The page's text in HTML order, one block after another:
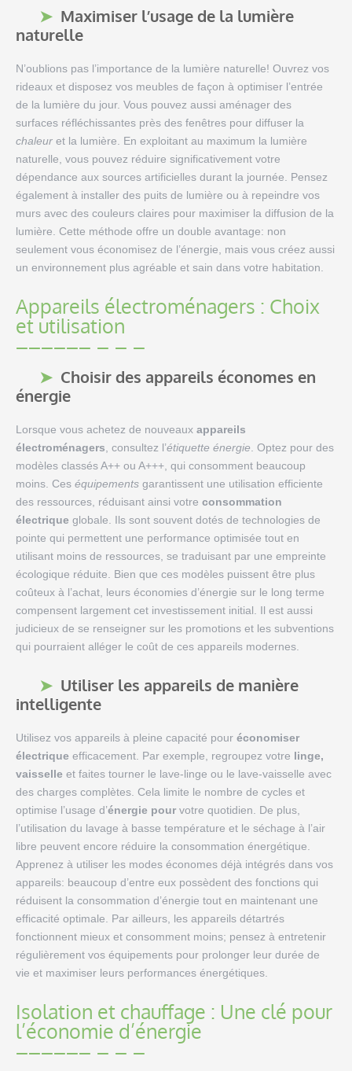
Maximiser l’usage de la lumière
naturelle
N’oublions pas l’importance de la lumière naturelle! Ouvrez vos
rideaux et disposez vos meubles de façon à optimiser l’entrée
de la lumière du jour. Vous pouvez aussi aménager des
surfaces réfléchissantes près des fenêtres pour diffuser la
chaleur et la lumière. En exploitant au maximum la lumière
naturelle, vous pouvez réduire significativement votre
dépendance aux sources artificielles durant la journée. Pensez
également à installer des puits de lumière ou à repeindre vos
murs avec des couleurs claires pour maximiser la diffusion de la
lumière. Cette méthode offre un double avantage: non
seulement vous économisez de l’énergie, mais vous créez aussi
un environnement plus agréable et sain dans votre habitation.
Appareils électroménagers : Choix
et utilisation
Choisir des appareils économes en
énergie
Lorsque vous achetez de nouveaux appareils
électroménagers, consultez l’étiquette énergie. Optez pour des
modèles classés A++ ou A+++, qui consomment beaucoup
moins. Ces équipements garantissent une utilisation efficiente
des ressources, réduisant ainsi votre consommation
électrique globale. Ils sont souvent dotés de technologies de
pointe qui permettent une performance optimisée tout en
utilisant moins de ressources, se traduisant par une empreinte
écologique réduite. Bien que ces modèles puissent être plus
coûteux à l’achat, leurs économies d’énergie sur le long terme
compensent largement cet investissement initial. Il est aussi
judicieux de se renseigner sur les promotions et les subventions
qui pourraient alléger le coût de ces appareils modernes.
Utiliser les appareils de manière
intelligente
Utilisez vos appareils à pleine capacité pour économiser
électrique efficacement. Par exemple, regroupez votre linge,
vaisselle et faites tourner le lave-linge ou le lave-vaisselle avec
des charges complètes. Cela limite le nombre de cycles et
optimise l’usage d’énergie pour votre quotidien. De plus,
l’utilisation du lavage à basse température et le séchage à l’air
libre peuvent encore réduire la consommation énergétique.
Apprenez à utiliser les modes économes déjà intégrés dans vos
appareils: beaucoup d’entre eux possèdent des fonctions qui
réduisent la consommation d’énergie tout en maintenant une
efficacité optimale. Par ailleurs, les appareils détartrés
fonctionnent mieux et consomment moins; pensez à entretenir
régulièrement vos équipements pour prolonger leur durée de
vie et maximiser leurs performances énergétiques.
Isolation et chauffage : Une clé pour
l’économie d’énergie